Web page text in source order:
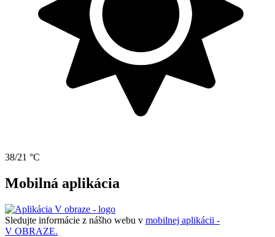
38/21 °C
Mobilná aplikácia
Sledujte informácie z nášho webu v mobilnej aplikácii -
V OBRAZE.